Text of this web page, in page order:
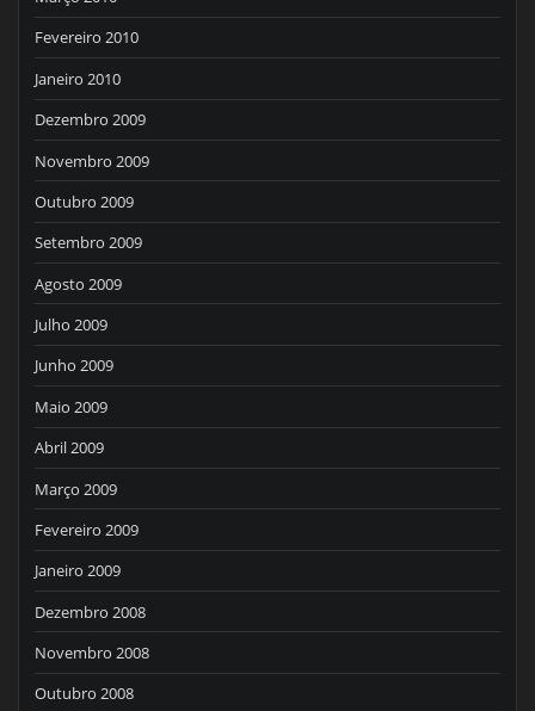
Fevereiro 2010
Janeiro 2010
Dezembro 2009
Novembro 2009
Outubro 2009
Setembro 2009
Agosto 2009
Julho 2009
Junho 2009
Maio 2009
Abril 2009
Março 2009
Fevereiro 2009
Janeiro 2009
Dezembro 2008
Novembro 2008
Outubro 2008